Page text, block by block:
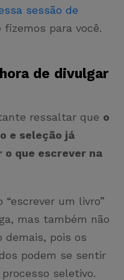
sessão de
fizemos para você.
de divulgar
ressaltar que o
e seleção já
o que escrever na
“escrever um livro”
mas também não
demais, pois os
podem se sentir
seletivo.